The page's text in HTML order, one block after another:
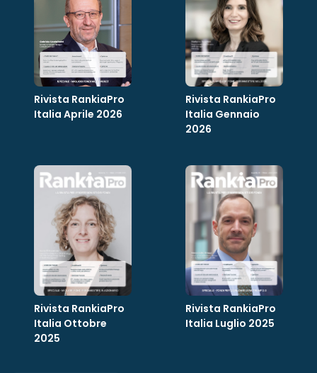
Rivista RankiaPro
Italia Aprile 2026
Rivista RankiaPro
Italia Gennaio
2026
Rivista RankiaPro
Italia Ottobre
2025
Rivista RankiaPro
Italia Luglio 2025